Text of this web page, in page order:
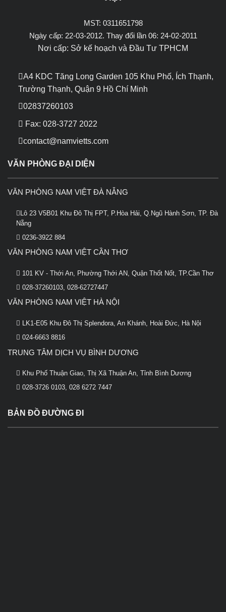
MST: 0311651798
Ngày cấp: 22-03-2012. Thay đổi lần 06: 24-02-2011
Nơi cấp: Sở kế hoạch và Đầu Tư TPHCM
A4 KDC Tăng Long Garden 105 Khu Phố, Ích Thạnh,
Trường Thạnh, Quận 9 Hồ Chí Minh
02837260103
Fax: 028-3727 2022
contact@namvietts.com
VĂN PHÒNG ĐẠI DIỆN
VĂN PHÒNG NAM VIỆT ĐÀ NẴNG
Lô 23 V5B01 Khu Đô Thị FPT, P.Hòa Hải, Q.Ngũ Hành Sơn, TP. Đà
Nẵng
0236-3922 884
VĂN PHÒNG NAM VIỆT CẦN THƠ
101 KV - Thới An, Phường Thới AN, Quận Thốt Nốt, TP.Cần Thơ
028-37260103, 028-62727447
VĂN PHÒNG NAM VIỆT HÀ NỘI
LK1-E05 Khu Đô Thị Splendora, An Khánh, Hoài Đức, Hà Nội
024-6663 8816
TRUNG TÂM DỊCH VỤ BÌNH DƯƠNG
Khu Phố Thuận Giao, Thị Xã Thuận An, Tỉnh Bình Dương
028-3726 0103, 028 6272 7447
BẢN ĐỒ ĐƯỜNG ĐI